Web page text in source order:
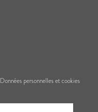
Données personnelles et cookies